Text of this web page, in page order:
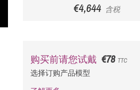
€4,644 含税
购买前请您试戴 €78 TTC
选择订购产品模型